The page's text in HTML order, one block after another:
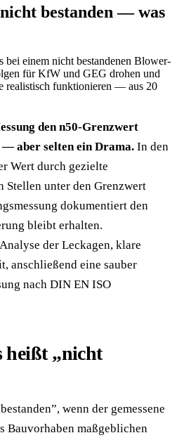
bestanden — was
bei einem nicht bestandenen Blower-
für KfW und GEG drohen und
realistisch funktionieren — aus 20
den n50-Grenzwert
aber selten ein Drama. In den
Wert durch gezielte
Stellen unter den Grenzwert
dokumentiert den
bleibt erhalten.
der Leckagen, klare
anschließend eine sauber
nach DIN EN ISO
heißt „nicht
wenn der gemessene
Bauvorhaben maßgeblichen